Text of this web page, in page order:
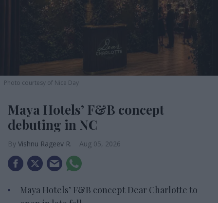
Photo courtesy of Nice Day
Maya Hotels’ F&B concept
debuting in NC
Vishnu Rageev R. Aug 05, 2026
Maya Hotels’ F&B concept Dear Charlotte to